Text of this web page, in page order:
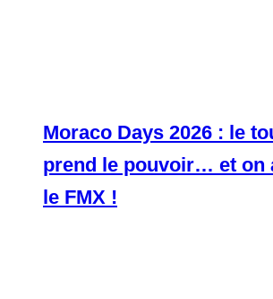
Moraco Days 2026 : le
prend le pouvoir… et on
le FMX !